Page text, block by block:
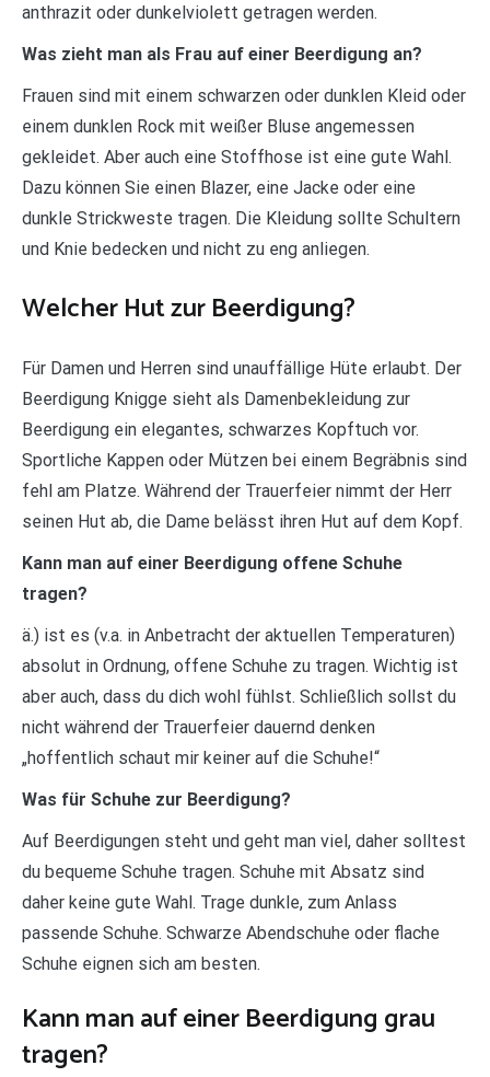
anthrazit oder dunkelviolett getragen werden.
Was zieht man als Frau auf einer Beerdigung an?
Frauen sind mit einem schwarzen oder dunklen Kleid oder
einem dunklen Rock mit weißer Bluse angemessen
gekleidet. Aber auch eine Stoffhose ist eine gute Wahl.
Dazu können Sie einen Blazer, eine Jacke oder eine
dunkle Strickweste tragen. Die Kleidung sollte Schultern
und Knie bedecken und nicht zu eng anliegen.
Welcher Hut zur Beerdigung?
Für Damen und Herren sind unauffällige Hüte erlaubt. Der
Beerdigung Knigge sieht als Damenbekleidung zur
Beerdigung ein elegantes, schwarzes Kopftuch vor.
Sportliche Kappen oder Mützen bei einem Begräbnis sind
fehl am Platze. Während der Trauerfeier nimmt der Herr
seinen Hut ab, die Dame belässt ihren Hut auf dem Kopf.
Kann man auf einer Beerdigung offene Schuhe
tragen?
ä.) ist es (v.a. in Anbetracht der aktuellen Temperaturen)
absolut in Ordnung, offene Schuhe zu tragen. Wichtig ist
aber auch, dass du dich wohl fühlst. Schließlich sollst du
nicht während der Trauerfeier dauernd denken
„hoffentlich schaut mir keiner auf die Schuhe!“
Was für Schuhe zur Beerdigung?
Auf Beerdigungen steht und geht man viel, daher solltest
du bequeme Schuhe tragen. Schuhe mit Absatz sind
daher keine gute Wahl. Trage dunkle, zum Anlass
passende Schuhe. Schwarze Abendschuhe oder flache
Schuhe eignen sich am besten.
Kann man auf einer Beerdigung grau
tragen?